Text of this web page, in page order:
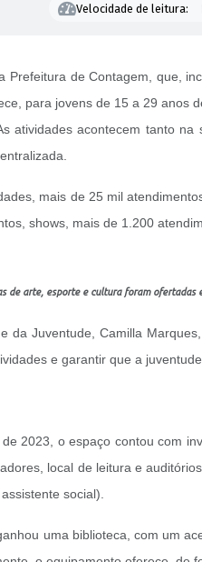
Velocidade de leitura:
Prefeitura de Contagem, que,
para jovens de 15 a 29 anos
atividades acontecem tanto
mais de 25 mil
shows, mais de 1.200
de arte, esporte e cultura foram ofertadas
da Juventude, Camilla
e garantir que a
2023, o espaço contou com
local de leitura e
social).
uma biblioteca, com um